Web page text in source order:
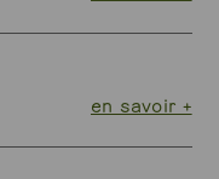
en savoir +